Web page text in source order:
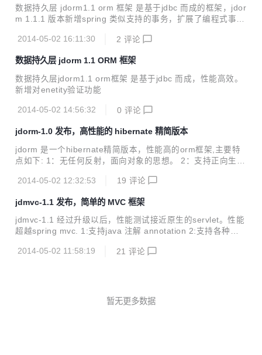
数据持久层 jdorm1.1 orm 框架 是基于jdbc 而成的框架，jdor
m 1.1.1 版本新增spring 类似支持的事务，扩展了编程式事
2014-05-02 16:11:30
2 评论
数据持久层 jdorm 1.1 ORM 框架
数据持久层jdorm1.1 orm框架 是基于jdbc 而成，性能高效。
新增对enetity验证功能
2014-05-02 14:56:32 0 评论
jdorm-1.0 发布，高性能的 hibernate 精简版本
jdorm 是一个hibernate精简版本，性能高的orm框架,主要特
点如下: 1：无任何反射，面向对象的思想。 2：支持正向生成
模型 4：支持读写分离 5：支持annotation注解 6：支持负责
生的SQL 9：支持原生的SQL，任意结果集转换成javabean,
map,以及Java基本类型查询结果 10：如果你懂SQL，完全可
以掌握jdorm，无任何复杂学习难度 11：跟spring 天然集成 1
2：支持多种数据库，具有数据库方言 13：单表增、删、改、
查、分页查询已...
2014-05-02 12:32:53 19 评论
jdmvc-1.1 发布，简单的 MVC 框架
jdmvc-1.1 经过升级以后，性能测试接近原生的servlet。性能
超越spring mvc. 1:支持java 注解 annotation 2:支持各种路
性强，性能优越。 java simple mvc support restful and ann
2014-05-02 11:58:19 21 评论
暂无更多数据